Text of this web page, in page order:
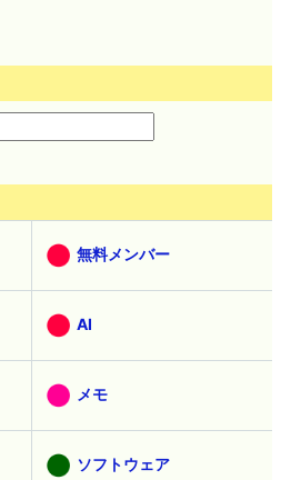
無料メンバー
AI
メモ
ソフトウェア